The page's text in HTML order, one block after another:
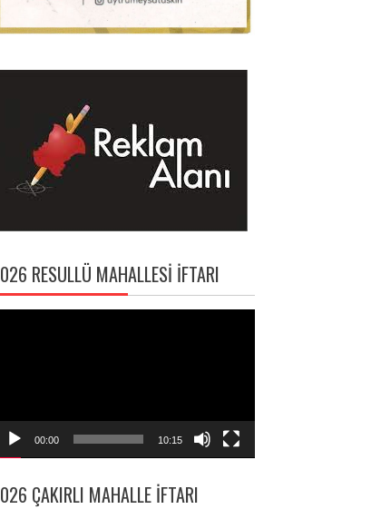
RESULLÜ MAHALLESI İFTARI
00:00 10:15
ÇAKIRLI MAHALLE İFTARI